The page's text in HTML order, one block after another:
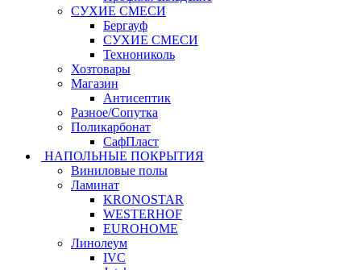
СУХИЕ СМЕСИ
Бергауф
СУХИЕ СМЕСИ
Технониколь
Хозтовары
Магазин
Антисептик
Разное/Сопутка
Поликарбонат
СафПласт
НАПОЛЬНЫЕ ПОКРЫТИЯ
Виниловые полы
Ламинат
KRONOSTAR
WESTERHOF
EUROHOME
Линолеум
IVC